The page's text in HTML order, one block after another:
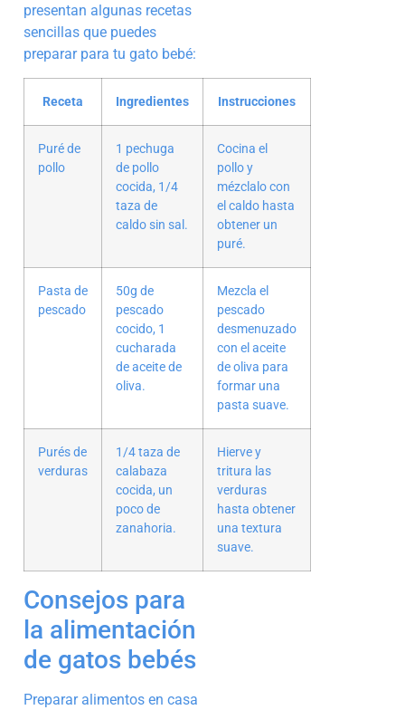
presentan algunas recetas
sencillas que puedes
preparar para tu gato bebé:
Receta Ingredientes Instrucciones
Puré de
pollo
1 pechuga
de pollo
cocida, 1/4
taza de
caldo sin sal.
Cocina el
pollo y
mézclalo con
el caldo hasta
obtener un
puré.
Pasta de
pescado
50g de
pescado
cocido, 1
cucharada
de aceite de
oliva.
Mezcla el
pescado
desmenuzado
con el aceite
de oliva para
formar una
pasta suave.
Purés de
verduras
1/4 taza de
calabaza
cocida, un
poco de
zanahoria.
Hierve y
tritura las
verduras
hasta obtener
una textura
suave.
Consejos para
la alimentación
de gatos bebés
Preparar alimentos en casa